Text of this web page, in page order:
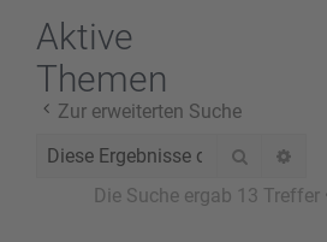
Aktive
Themen
Zur erweiterten Suche
Suche
Die Suche ergab 13 Treffer